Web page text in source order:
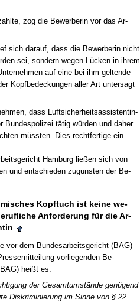
zog die Be­wer­be­rin vor das Ar­
sich dar­auf, dass die Be­wer­be­rin nicht
sei, son­dern we­gen Lücken in ih­rem
auf ei­ne bei ihm gel­ten­de
Kopf­be­de­ckun­gen al­ler Art un­ter­sagt
dass Luft­si­cher­heits­as­sis­ten­tin­
Bun­des­po­li­zei tätig würden und da­her
müss­ten. Dies recht­fer­ti­ge ein
Ham­burg ließen sich von
und ent­schie­den zu­guns­ten der Be­
Kopf­tuch ist kei­ne we­
An­for­de­rung für die Ar­
vor dem Bun­des­ar­beits­ge­richt (BAG)
vor­lie­gen­den Be­
heißt es:
der Ge­samt­umstände genügend
Dis­kri­mi­nie­rung im Sin­ne von § 22